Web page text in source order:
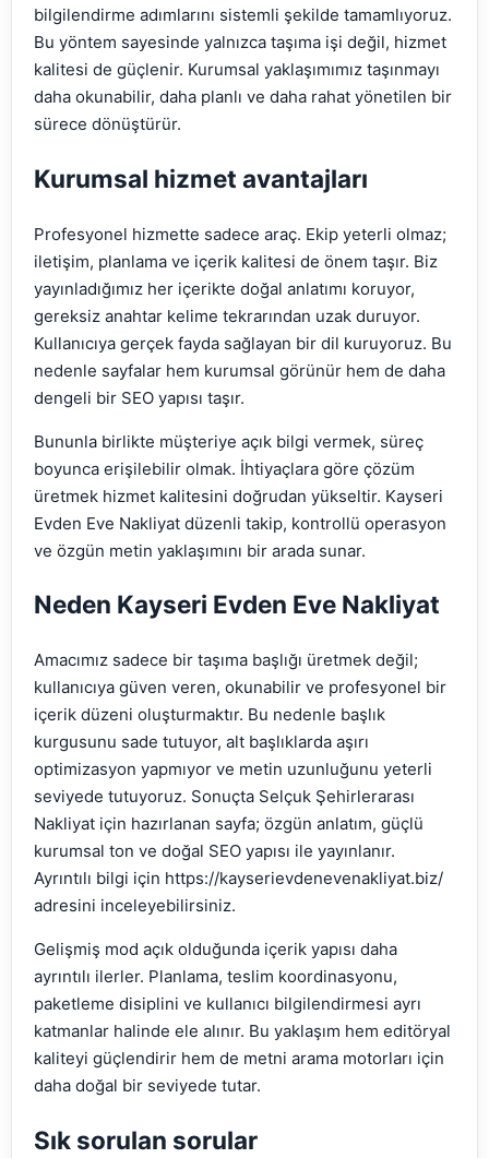
bilgilendirme adımlarını sistemli şekilde tamamlıyoruz.
Bu yöntem sayesinde yalnızca taşıma işi değil, hizmet
kalitesi de güçlenir. Kurumsal yaklaşımımız taşınmayı
daha okunabilir, daha planlı ve daha rahat yönetilen bir
sürece dönüştürür.
Kurumsal hizmet avantajları
Profesyonel hizmette sadece araç. Ekip yeterli olmaz;
iletişim, planlama ve içerik kalitesi de önem taşır. Biz
yayınladığımız her içerikte doğal anlatımı koruyor,
gereksiz anahtar kelime tekrarından uzak duruyor.
Kullanıcıya gerçek fayda sağlayan bir dil kuruyoruz. Bu
nedenle sayfalar hem kurumsal görünür hem de daha
dengeli bir SEO yapısı taşır.
Bununla birlikte müşteriye açık bilgi vermek, süreç
boyunca erişilebilir olmak. İhtiyaçlara göre çözüm
üretmek hizmet kalitesini doğrudan yükseltir. Kayseri
Evden Eve Nakliyat düzenli takip, kontrollü operasyon
ve özgün metin yaklaşımını bir arada sunar.
Neden Kayseri Evden Eve Nakliyat
Amacımız sadece bir taşıma başlığı üretmek değil;
kullanıcıya güven veren, okunabilir ve profesyonel bir
içerik düzeni oluşturmaktır. Bu nedenle başlık
kurgusunu sade tutuyor, alt başlıklarda aşırı
optimizasyon yapmıyor ve metin uzunluğunu yeterli
seviyede tutuyoruz. Sonuçta Selçuk Şehirlerarası
Nakliyat için hazırlanan sayfa; özgün anlatım, güçlü
kurumsal ton ve doğal SEO yapısı ile yayınlanır.
Ayrıntılı bilgi için https://kayserievdenevenakliyat.biz/
adresini inceleyebilirsiniz.
Gelişmiş mod açık olduğunda içerik yapısı daha
ayrıntılı ilerler. Planlama, teslim koordinasyonu,
paketleme disiplini ve kullanıcı bilgilendirmesi ayrı
katmanlar halinde ele alınır. Bu yaklaşım hem editöryal
kaliteyi güçlendirir hem de metni arama motorları için
daha doğal bir seviyede tutar.
Sık sorulan sorular